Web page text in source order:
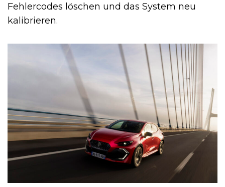
Fehlercodes löschen und das System neu
kalibrieren.